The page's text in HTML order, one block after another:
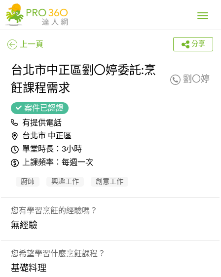
Toggle
上一頁 分享
台北市中正區劉〇婷委託:烹
飪課程需求
劉〇婷
案件已認證
有提供電話
台北市 中正區
單堂時長：3小時
上課頻率：每週一次
廚師 興趣工作 創意工作
您有學習烹飪的經驗嗎？
無經驗
您希望學習什麼烹飪課程？
基礎料理